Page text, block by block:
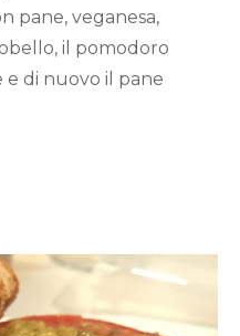
pane, veganesa,
il pomodoro
e di nuovo il pane